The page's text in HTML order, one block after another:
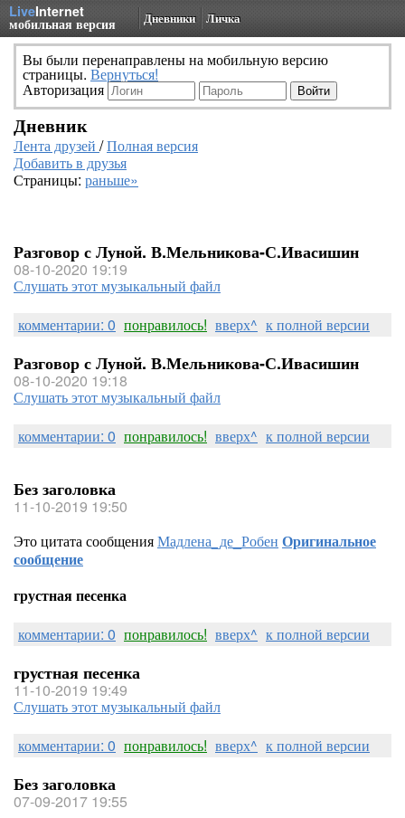
LiveInternet
мобильная версия Дневники Личка
Вы были перенаправлены на мобильную версию
страницы. Вернуться!
Авторизация
Дневник
Лента друзей /Полная версия
Добавить в друзья
Страницы: раньше»
Разговор с Луной. В.Мельникова-С.Ивасишин
08-10-2020 19:19
Слушать этот музыкальный файл
комментарии: 0 понравилось! вверх^ к полной версии
Разговор с Луной. В.Мельникова-С.Ивасишин
08-10-2020 19:18
Слушать этот музыкальный файл
комментарии: 0 понравилось! вверх^ к полной версии
Без заголовка
11-10-2019 19:50
Это цитата сообщенияМадлена_де_Робен Оригинальное
сообщение
грустная песенка
комментарии: 0 понравилось! вверх^ к полной версии
грустная песенка
11-10-2019 19:49
Слушать этот музыкальный файл
комментарии: 0 понравилось! вверх^ к полной версии
Без заголовка
07-09-2017 19:55